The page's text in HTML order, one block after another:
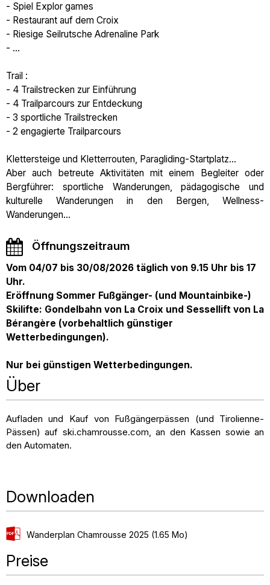
- Spiel Explor games
- Restaurant auf dem Croix
- Riesige Seilrutsche Adrenaline Park
- ...
Trail :
- 4 Trailstrecken zur Einführung
- 4 Trailparcours zur Entdeckung
- 3 sportliche Trailstrecken
- 2 engagierte Trailparcours
Klettersteige und Kletterrouten, Paragliding-Startplatz...
Aber auch betreute Aktivitäten mit einem Begleiter oder
Bergführer: sportliche Wanderungen, pädagogische und
kulturelle Wanderungen in den Bergen, Wellness-
Wanderungen...
Öffnungszeitraum
Vom 04/07 bis 30/08/2026 täglich von 9.15 Uhr bis 17
Uhr.
Eröffnung Sommer Fußgänger- (und Mountainbike-)
Skilifte: Gondelbahn von La Croix und Sessellift von La
Bérangère (vorbehaltlich günstiger
Wetterbedingungen).
Nur bei günstigen Wetterbedingungen.
Über
Aufladen und Kauf von Fußgängerpässen (und Tirolienne-
Pässen) auf ski.chamrousse.com, an den Kassen sowie an
den Automaten.
Downloaden
Wanderplan Chamrousse 2025 (1.65 Mo)
Preise